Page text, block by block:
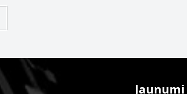
Jaunumi